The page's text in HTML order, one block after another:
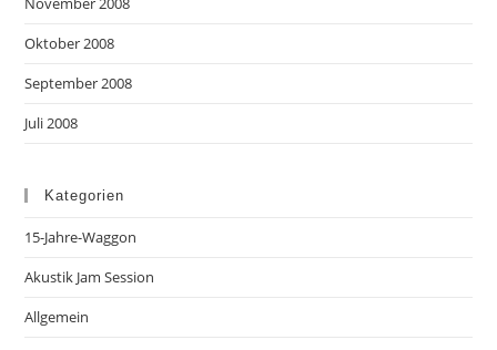
Oktober 2008
September 2008
Juli 2008
Kategorien
15-Jahre-Waggon
Akustik Jam Session
Allgemein